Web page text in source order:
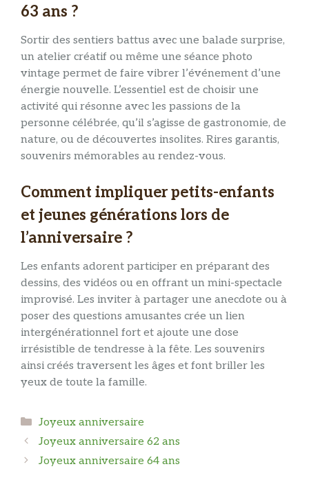
63 ans ?
Sortir des sentiers battus avec une balade surprise,
un atelier créatif ou même une séance photo
vintage permet de faire vibrer l’événement d’une
énergie nouvelle. L’essentiel est de choisir une
activité qui résonne avec les passions de la
personne célébrée, qu’il s’agisse de gastronomie, de
nature, ou de découvertes insolites. Rires garantis,
souvenirs mémorables au rendez-vous.
Comment impliquer petits-enfants
et jeunes générations lors de
l’anniversaire ?
Les enfants adorent participer en préparant des
dessins, des vidéos ou en offrant un mini-spectacle
improvisé. Les inviter à partager une anecdote ou à
poser des questions amusantes crée un lien
intergénérationnel fort et ajoute une dose
irrésistible de tendresse à la fête. Les souvenirs
ainsi créés traversent les âges et font briller les
yeux de toute la famille.
Catégories
Joyeux anniversaire
Joyeux anniversaire 62 ans
Joyeux anniversaire 64 ans